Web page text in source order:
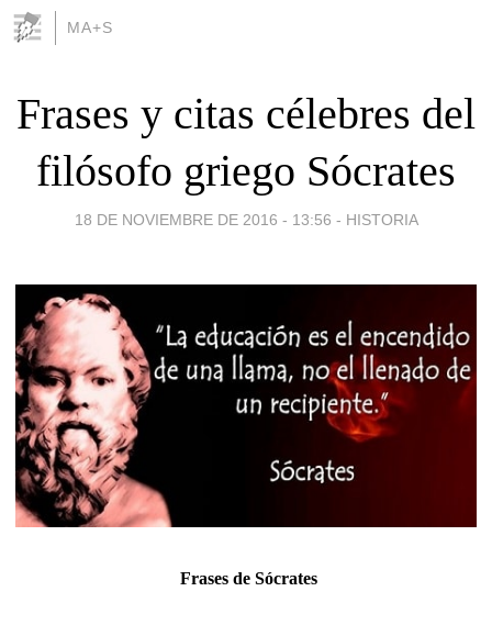
MA+S
Frases y citas célebres del
filósofo griego Sócrates
18 DE NOVIEMBRE DE 2016 - 13:56 - HISTORIA
Frases de Sócrates